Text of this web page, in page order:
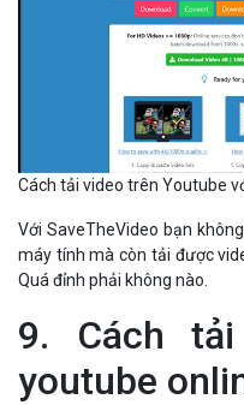
Cách tải video trên Youtube
Với SaveTheVideo bạn
máy tính mà còn tải được
Quá đỉnh phải không nào.
9. Cách
youtube